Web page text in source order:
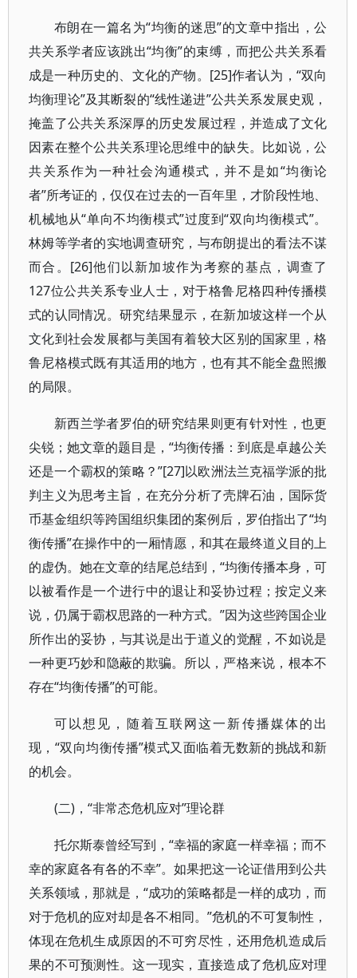
布朗在一篇名为“均衡的迷思”的文章中指出，公
共关系学者应该跳出“均衡”的束缚，而把公共关系看
成是一种历史的、文化的产物。[25]作者认为，“双向
均衡理论”及其断裂的“线性递进”公共关系发展史观，
掩盖了公共关系深厚的历史发展过程，并造成了文化
因素在整个公共关系理论思维中的缺失。比如说，公
共关系作为一种社会沟通模式，并不是如“均衡论
者”所考证的，仅仅在过去的一百年里，才阶段性地、
机械地从“单向不均衡模式”过度到“双向均衡模式”。
林姆等学者的实地调查研究，与布朗提出的看法不谋
而合。[26]他们以新加坡作为考察的基点，调查了
127位公共关系专业人士，对于格鲁尼格四种传播模
式的认同情况。研究结果显示，在新加坡这样一个从
文化到社会发展都与美国有着较大区别的国家里，格
鲁尼格模式既有其适用的地方，也有其不能全盘照搬
的局限。
新西兰学者罗伯的研究结果则更有针对性，也更
尖锐；她文章的题目是，“均衡传播：到底是卓越公关
还是一个霸权的策略？”[27]以欧洲法兰克福学派的批
判主义为思考主旨，在充分分析了壳牌石油，国际货
币基金组织等跨国组织集团的案例后，罗伯指出了“均
衡传播”在操作中的一厢情愿，和其在最终道义目的上
的虚伪。她在文章的结尾总结到，“均衡传播本身，可
以被看作是一个进行中的退让和妥协过程；按定义来
说，仍属于霸权思路的一种方式。”因为这些跨国企业
所作出的妥协，与其说是出于道义的觉醒，不如说是
一种更巧妙和隐蔽的欺骗。所以，严格来说，根本不
存在“均衡传播”的可能。
可以想见，随着互联网这一新传播媒体的出
现，“双向均衡传播”模式又面临着无数新的挑战和新
的机会。
(二)，“非常态危机应对”理论群
托尔斯泰曾经写到，“幸福的家庭一样幸福；而不
幸的家庭各有各的不幸”。如果把这一论证借用到公共
关系领域，那就是，“成功的策略都是一样的成功，而
对于危机的应对却是各不相同。”危机的不可复制性，
体现在危机生成原因的不可穷尽性，还用危机造成后
果的不可预测性。这一现实，直接造成了危机应对理